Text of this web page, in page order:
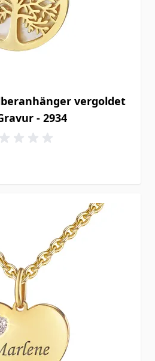
vergoldet
- 2934